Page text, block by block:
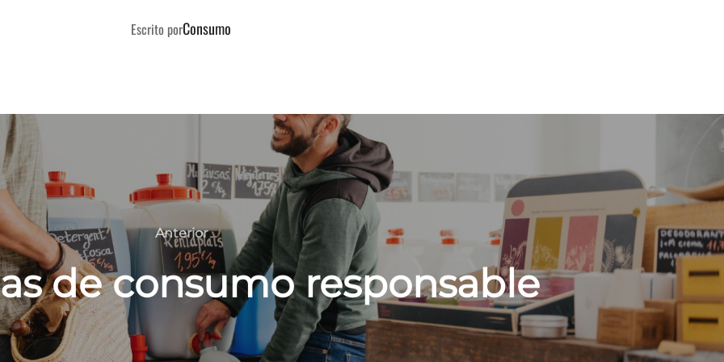
AUTOR DE LA PUBLICACIÓN
Escrito porConsumo
Anterior
Anterior
de consumo responsable